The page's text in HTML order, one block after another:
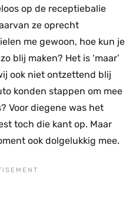
op de receptiebalie
ze oprecht
me gewoon, hoe kun je
blij maken? Het is ‘maar’
ook niet ontzettend blij
konden stappen om mee
Voor diegene was het
toch die kant op. Maar
ook dolgelukkig mee.